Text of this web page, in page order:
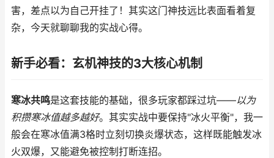
害，差点以为自己开挂了！其实这门神技远比表面看着复
杂，今天就聊聊我的实战心得。
新手必看：玄机神技的3大核心机制
寒冰共鸣是这套技能的基础，很多玩家都踩过坑——以为
积攒寒冰值越多越好。其实实战中要保持"冰火平衡"，我一
般会在寒冰值满3格时立刻切换炎爆状态，这样既能触发冰
火双爆，又能避免被控制打断连招。